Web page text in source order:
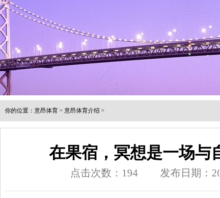
你的位置： 意昂体育 > 意昂体育介绍 >
在果宿，冥想是一场与
点击次数： 194 发布日期：